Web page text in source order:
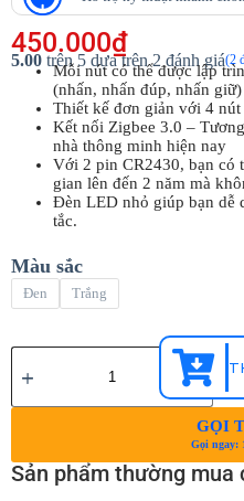
450.000₫
5.00 trên 5 dựa trên2 đánh giá(2
Mỗi nút có thể được lập
(nhấn, nhấn đúp, nhấn giữ)
Thiết kế đơn giản với 4
Kết nối Zigbee 3.0 –
nhà thông minh hiện nay
Với 2 pin CR2430, bạn có
gian lên đến 2 năm mà
Đèn LED nhỏ giúp bạn dễ
tắc.
Màu sắc
Đen Trắng
GỌI
Gọi ngay:
Sản phẩm thường mua